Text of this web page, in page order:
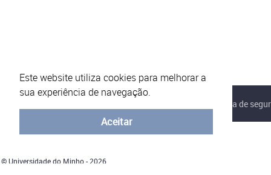
Este website utiliza cookies para melhorar a
sua experiência de navegação.
Aceitar
Política de
© Universidade do Minho - 2026